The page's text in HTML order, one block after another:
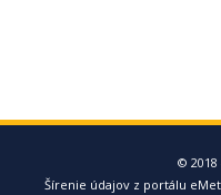
© 2018
Šírenie údajov z portálu